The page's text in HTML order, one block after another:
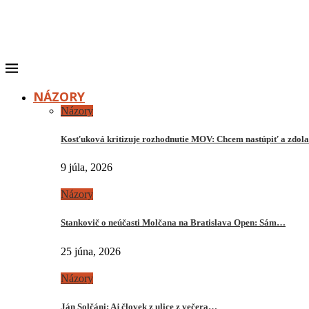
NÁZORY
Názory
Kosťuková kritizuje rozhodnutie MOV: Chcem nastúpiť a
9 júla, 2026
Názory
Stankovič o neúčasti Molčana na Bratislava Open: Sám…
25 júna, 2026
Názory
Ján Solčáni: Aj človek z ulice z večera…